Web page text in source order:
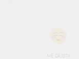
ME GUSTA